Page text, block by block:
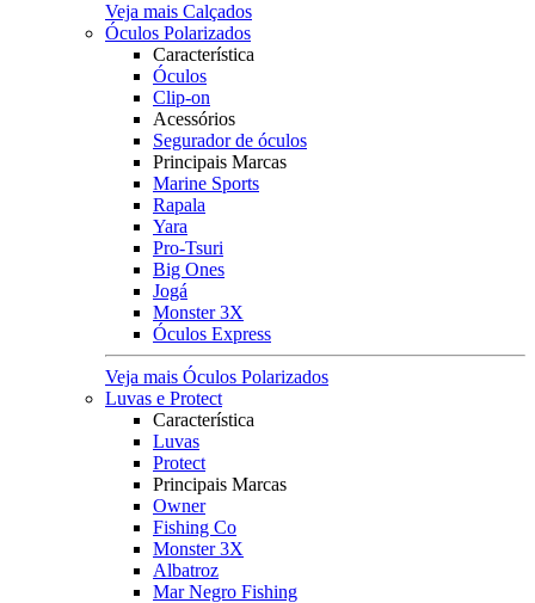
Veja mais Calçados
Óculos Polarizados
Característica
Óculos
Clip-on
Acessórios
Segurador de óculos
Principais Marcas
Marine Sports
Rapala
Yara
Pro-Tsuri
Big Ones
Jogá
Monster 3X
Óculos Express
Veja mais Óculos Polarizados
Luvas e Protect
Característica
Luvas
Protect
Principais Marcas
Owner
Fishing Co
Monster 3X
Albatroz
Mar Negro Fishing